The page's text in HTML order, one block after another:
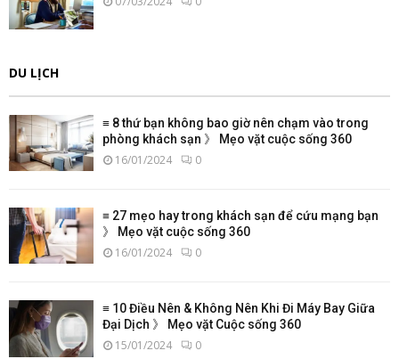
DU LỊCH
≡ 8 thứ bạn không bao giờ nên chạm vào trong
phòng khách sạn 》 Mẹo vặt cuộc sống 360
16/01/2024 0
≡ 27 mẹo hay trong khách sạn để cứu mạng bạn
》 Mẹo vặt cuộc sống 360
16/01/2024 0
≡ 10 Điều Nên & Không Nên Khi Đi Máy Bay Giữa
Đại Dịch 》 Mẹo vặt Cuộc sống 360
15/01/2024 0